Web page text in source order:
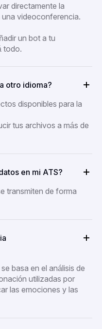
directamente la
videoconferencia.
un bot a tu
todo.
otro idioma?
disponibles para la
tus archivos a más de
en mi ATS?
transmiten de forma
basa en el análisis de
utilizadas por
las emociones y las